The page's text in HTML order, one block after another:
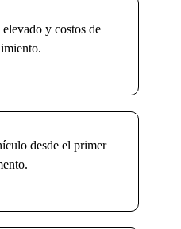
y costos de
desde el primer